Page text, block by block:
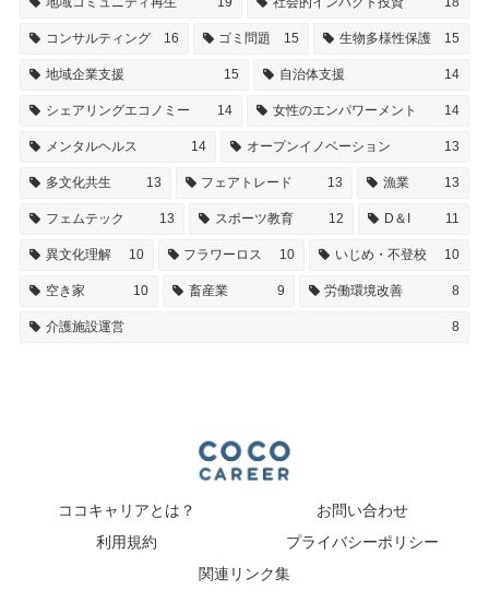
コンサルティング 16 ゴミ問題 15 生物多様性保護 15
地域企業支援 15 自治体支援 14
シェアリングエコノミー 14 女性のエンパワーメント 14
メンタルヘルス 14 オープンイノベーション 13
多文化共生 13 フェアトレード 13 漁業 13
フェムテック 13 スポーツ教育 12 D＆I 11
異文化理解 10 フラワーロス 10 いじめ・不登校 10
空き家 10 畜産業 9 労働環境改善 8
介護施設運営 8
ココキャリアとは？
お問い合わせ
利用規約
プライバシーポリシー
関連リンク集